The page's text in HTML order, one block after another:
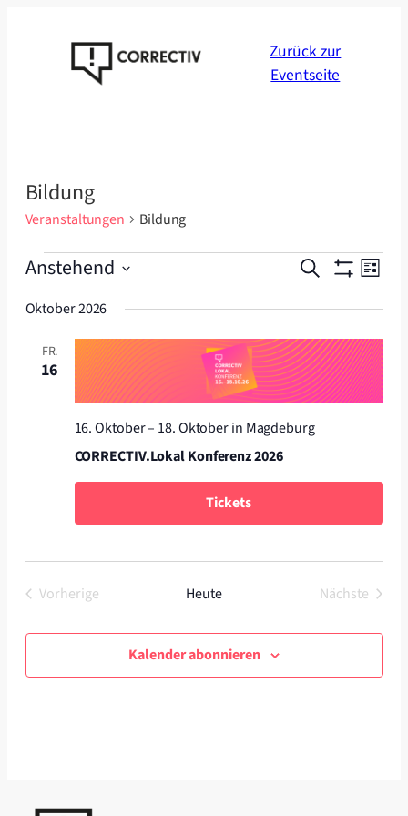
Zurück zur
Eventseite
Bildung
Veranstaltungen Bildung
Veranstaltungen Suche Liste
Anstehend
wählen.
Oktober 2026
FR.
16
16. Oktober– 18. Oktoberin Magdeburg
CORRECTIV.Lokal Konferenz 2026
Tickets
Vorherige
Heute
Nächste
Kalender abonnieren